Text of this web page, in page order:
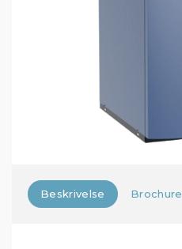
Beskrivelse Brochure